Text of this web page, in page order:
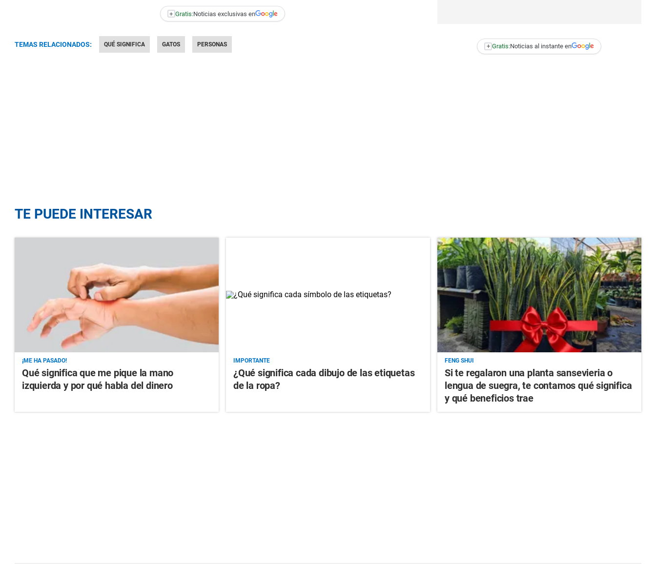
+ Gratis:Noticias exclusivas en
TEMAS RELACIONADOS: QUÉ SIGNIFICA GATOS PERSONAS + Gratis:Noticias al instante en
TE PUEDE INTERESAR
¡ME HA PASADO!
Qué significa que me pique la mano
izquierda y por qué habla del dinero
IMPORTANTE
¿Qué significa cada dibujo de las etiquetas
de la ropa?
FENG SHUI
Si te regalaron una planta sansevieria o
lengua de suegra, te contamos qué significa
y qué beneficios trae